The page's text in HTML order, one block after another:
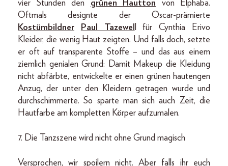
vier Stunden den grünen Hautton von Elphaba.
Oftmals designte der Oscar-prämierte
Kostümbildner
Paul Tazewel
l für Cynthia Erivo
Kleider, die wenig Haut zeigten. Und falls doch, setzte
er oft auf transparente Stoffe – und das aus einem
ziemlich genialen Grund: Damit Makeup die Kleidung
nicht abfärbte, entwickelte er einen grünen hautengen
Anzug, der unter den Kleidern getragen wurde und
durchschimmerte. So sparte man sich auch Zeit, die
Hautfarbe am kompletten Körper aufzumalen.
7. Die Tanzszene wird nicht ohne Grund magisch
Versprochen, wir spoilern nicht. Aber falls ihr euch